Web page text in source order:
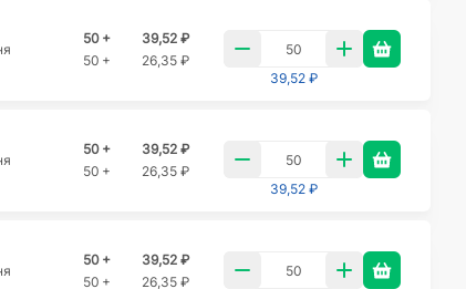
50 +
39,52 ₽
50 +
26,35 ₽
39,52 ₽
50 +
39,52 ₽
50 +
26,35 ₽
39,52 ₽
50 +
39,52 ₽
50 +
26,35 ₽